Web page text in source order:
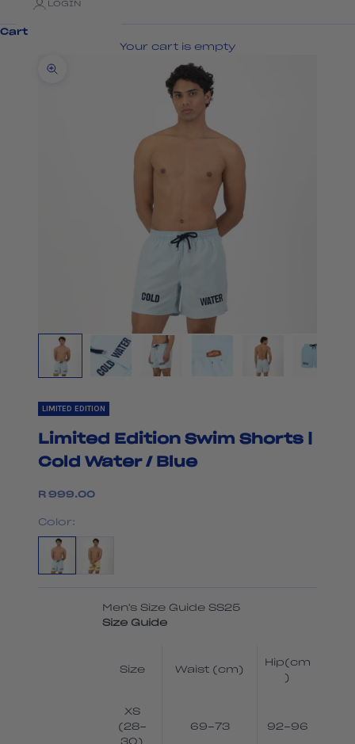
LOGIN
Cart
Your cart is empty
Zoom picture
LIMITED EDITION
Limited Edition Swim Shorts |
Cold Water / Blue
Sale price
R 999.00
Color:
Men's Size Guide SS25
Size Guide
Size Waist (cm)
Hip(cm
)
XS
(28-
30)
69-73 92-96